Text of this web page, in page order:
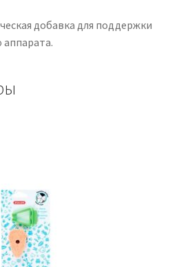
добавка для поддержки